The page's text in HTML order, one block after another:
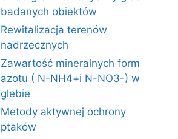
badanych obiektów
Rewitalizacja terenów
nadrzecznych
Zawartość mineralnych form
azotu ( N-NH4+i N-NO3-) w
glebie
Metody aktywnej ochrony
ptaków